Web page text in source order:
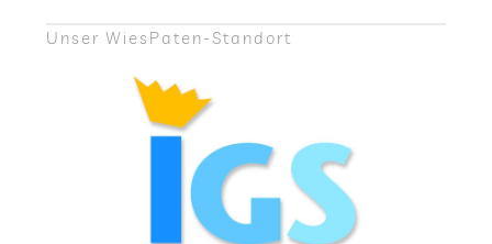
Dirk Hent­
bau GmbH
Unser Wie­sPa­ten-Stand­ort